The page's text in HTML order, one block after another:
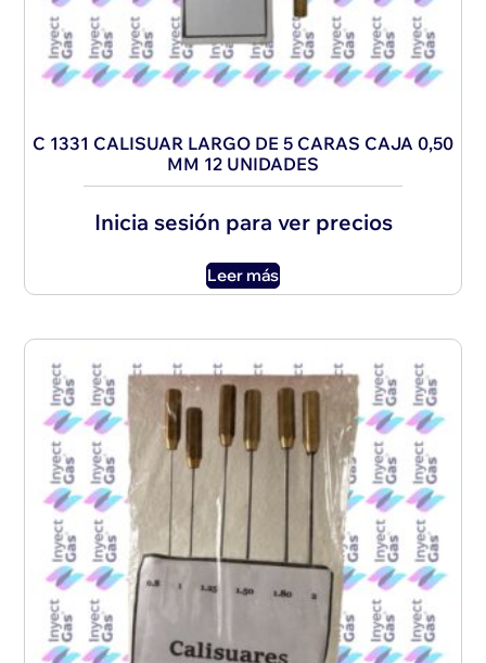
C 1331 CALISUAR LARGO DE 5 CARAS CAJA 0,50
MM 12 UNIDADES
Inicia sesión para ver precios
Leer más